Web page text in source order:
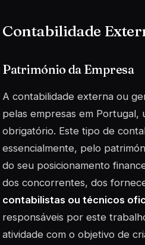
Contabilidade
Património da Empresa
A contabilidade externa ou
pelas empresas em Portugal,
obrigatório. Este tipo de
essencialmente, pelo
do seu posicionamento
dos concorrentes, dos
contabilistas ou técnicos
responsáveis por este
atividade com o objetivo de